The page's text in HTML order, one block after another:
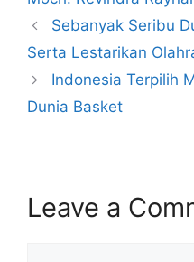
Sebanyak Seribu
Serta Lestarikan
Indonesia Terpilih
Dunia Basket
Leave a